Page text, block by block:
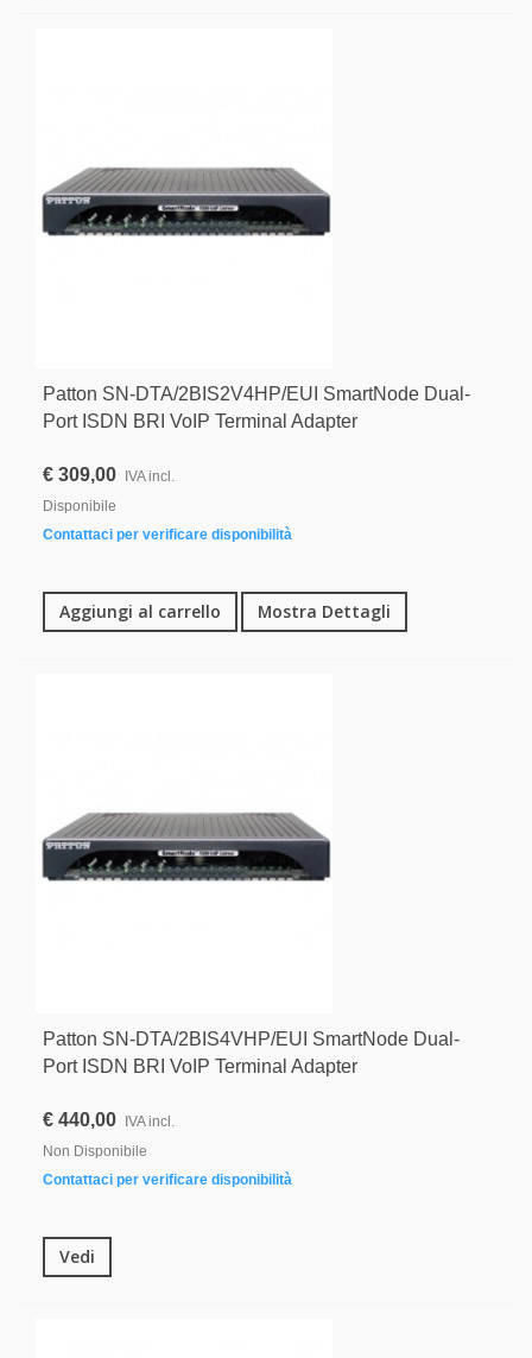
Patton SN-DTA/2BIS2V4HP/EUI SmartNode Dual-
Port ISDN BRI VoIP Terminal Adapter
€ 309,00
IVA incl.
Disponibile
Contattaci per verificare disponibilità
Aggiungi al carrello Mostra Dettagli
Patton SN-DTA/2BIS4VHP/EUI SmartNode Dual-
Port ISDN BRI VoIP Terminal Adapter
€ 440,00 IVA incl.
Non Disponibile
Contattaci per verificare disponibilità
Vedi